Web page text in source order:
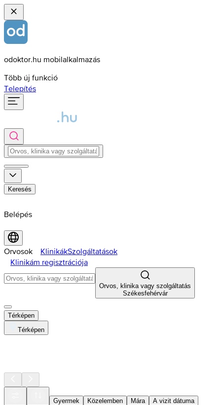
odoktor.hu mobilalkalmazás
Több új funkció
Telepítés
Keresés
Belépés
Orvosok KlinikákSzolgáltatások
Klinikám regisztrációja
Orvos, klinika vagy szolgáltatás
Székesfehérvár
Térképen
Térképen
Gyermek Közelemben Mára
A vizit dátuma